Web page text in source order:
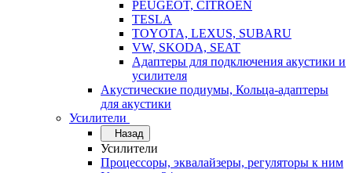
PEUGEOT, CITROEN
TESLA
TOYOTA, LEXUS, SUBARU
VW, SKODA, SEAT
Адаптеры для подключения акустики и
усилителя
Акустические подиумы, Кольца-адаптеры
для акустики
Усилители
Назад
Усилители
Процессоры, эквалайзеры, регуляторы к ним